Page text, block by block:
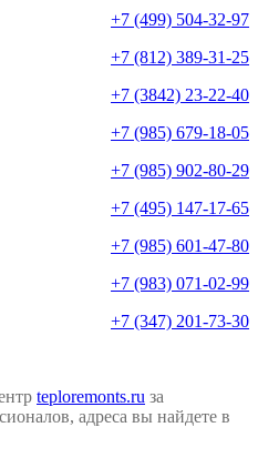
+7 (499) 504-32-97
+7 (812) 389-31-25
+7 (3842) 23-22-40
+7 (985) 679-18-05
+7 (985) 902-80-29
+7 (495) 147-17-65
+7 (985) 601-47-80
+7 (983) 071-02-99
+7 (347) 201-73-30
teploremonts.ru за
адреса вы найдете в